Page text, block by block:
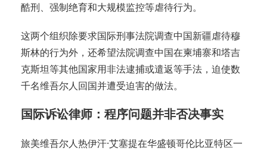
酷刑、强制绝育和大规模监控等虐待行为。
这两个组织除要求国际刑事法院调查中国新疆虐待穆
斯林的行为外，还希望法院调查中国在柬埔寨和塔吉
克斯坦等其他国家用非法逮捕或遣返等手法，迫使数
千名维吾尔人回国并遭受迫害的做法。
国际诉讼律师：程序问题并非否决事实
旅美维吾尔人热伊汗·艾塞提在华盛顿哥伦比亚特区一